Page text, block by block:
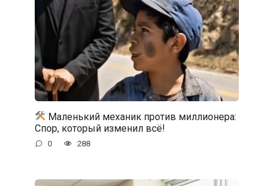
Маленький механик против миллионера:
Спор, который изменил всё!
0 288